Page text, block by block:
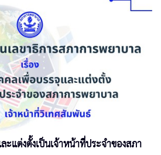
แต่งตั้งเป็นเจ้าหน้าที่ประจำของสภา